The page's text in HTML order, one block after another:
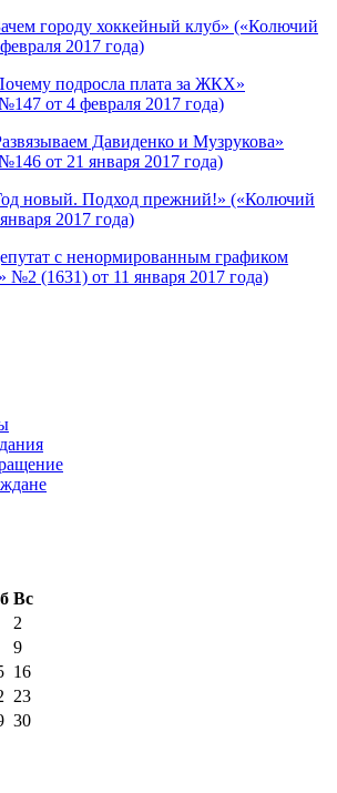
городу хоккейный клуб» («Колючий
2017 года)
подросла плата за ЖКХ»
от 4 февраля 2017 года)
Давиденко и Музрукова»
от 21 января 2017 года)
новый. Подход прежний!» («Колючий
2017 года)
с ненормированным графиком
№2 (1631) от 11 января 2017 года)
Вс
2
9
16
23
30